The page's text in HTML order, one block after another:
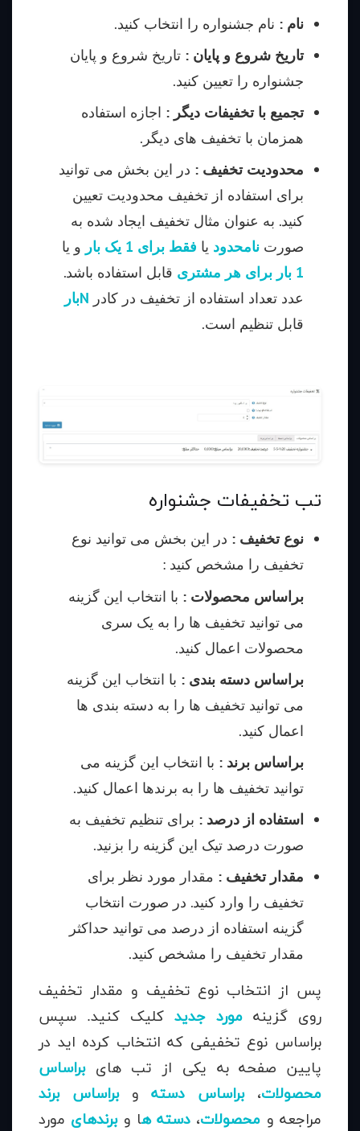
نام : نام جشنواره را انتخاب کنید.
تاریخ شروع و پایان : تاریخ شروع و پایان
جشنواره را تعیین کنید.
تجمیع با تخفیفات دیگر : اجازه استفاده
همزمان با تخفیف های دیگر.
محدودیت تخفیف : در این بخش می توانید
برای استفاده از تخفیف محدودیت تعیین
کنید. به عنوان مثال تخفیف ایجاد شده به
صورت نامحدود یا فقط برای 1 یک بار
و یا
1 بار برای هر مشتری
قابل استفاده باشد.
عدد تعداد استفاده از تخفیف در کادر Nبار
قابل تنظیم است.
تب تخفیفات جشنواره
نوع تخفیف : در این بخش می توانید نوع
تخفیف را مشخص کنید :
براساس محصولات : با انتخاب این گزینه
می توانید تخفیف ها را به یک سری
محصولات اعمال کنید.
براساس دسته بندی : با انتخاب این گزینه
می توانید تخفیف ها را به دسته بندی ها
اعمال کنید.
براساس برند : با انتخاب این گزینه می
توانید تخفیف ها را به برندها اعمال کنید.
استفاده از درصد : برای تنظیم تخفیف به
صورت درصد تیک این گزینه را بزنید.
مقدار تخفیف : مقدار مورد نظر برای
تخفیف را وارد کنید. در صورت انتخاب
گزینه استفاده از درصد می توانید حداکثر
مقدار تخفیف را مشخص کنید.
پس از انتخاب نوع تخفیف و مقدار تخفیف
روی گزینه مورد جدید کلیک کنید. سپس
براساس نوع تخفیفی که انتخاب کرده اید در
پایین صفحه به یکی از تب هایبراساس
محصولات،براساس دستهوبراساس برند
مراجعه و محصولات، دسته ها وبرندهای مورد